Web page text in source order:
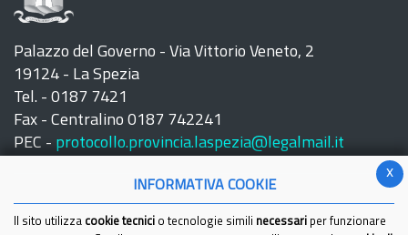
Palazzo del Governo - Via Vittorio Veneto, 2
19124 - La Spezia
Tel. - 0187 7421
Fax - Centralino 0187 742241
PEC - protocollo.provincia.laspezia@legalmail.it
x
INFORMATIVA COOKIE
Il sito utilizza cookie tecnici o tecnologie simili necessari per funzionare